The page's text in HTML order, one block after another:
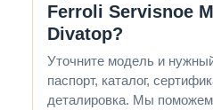
Ferroli Servisnoe
Divatop?
Уточните модель и
паспорт, каталог,
деталировка. Мы